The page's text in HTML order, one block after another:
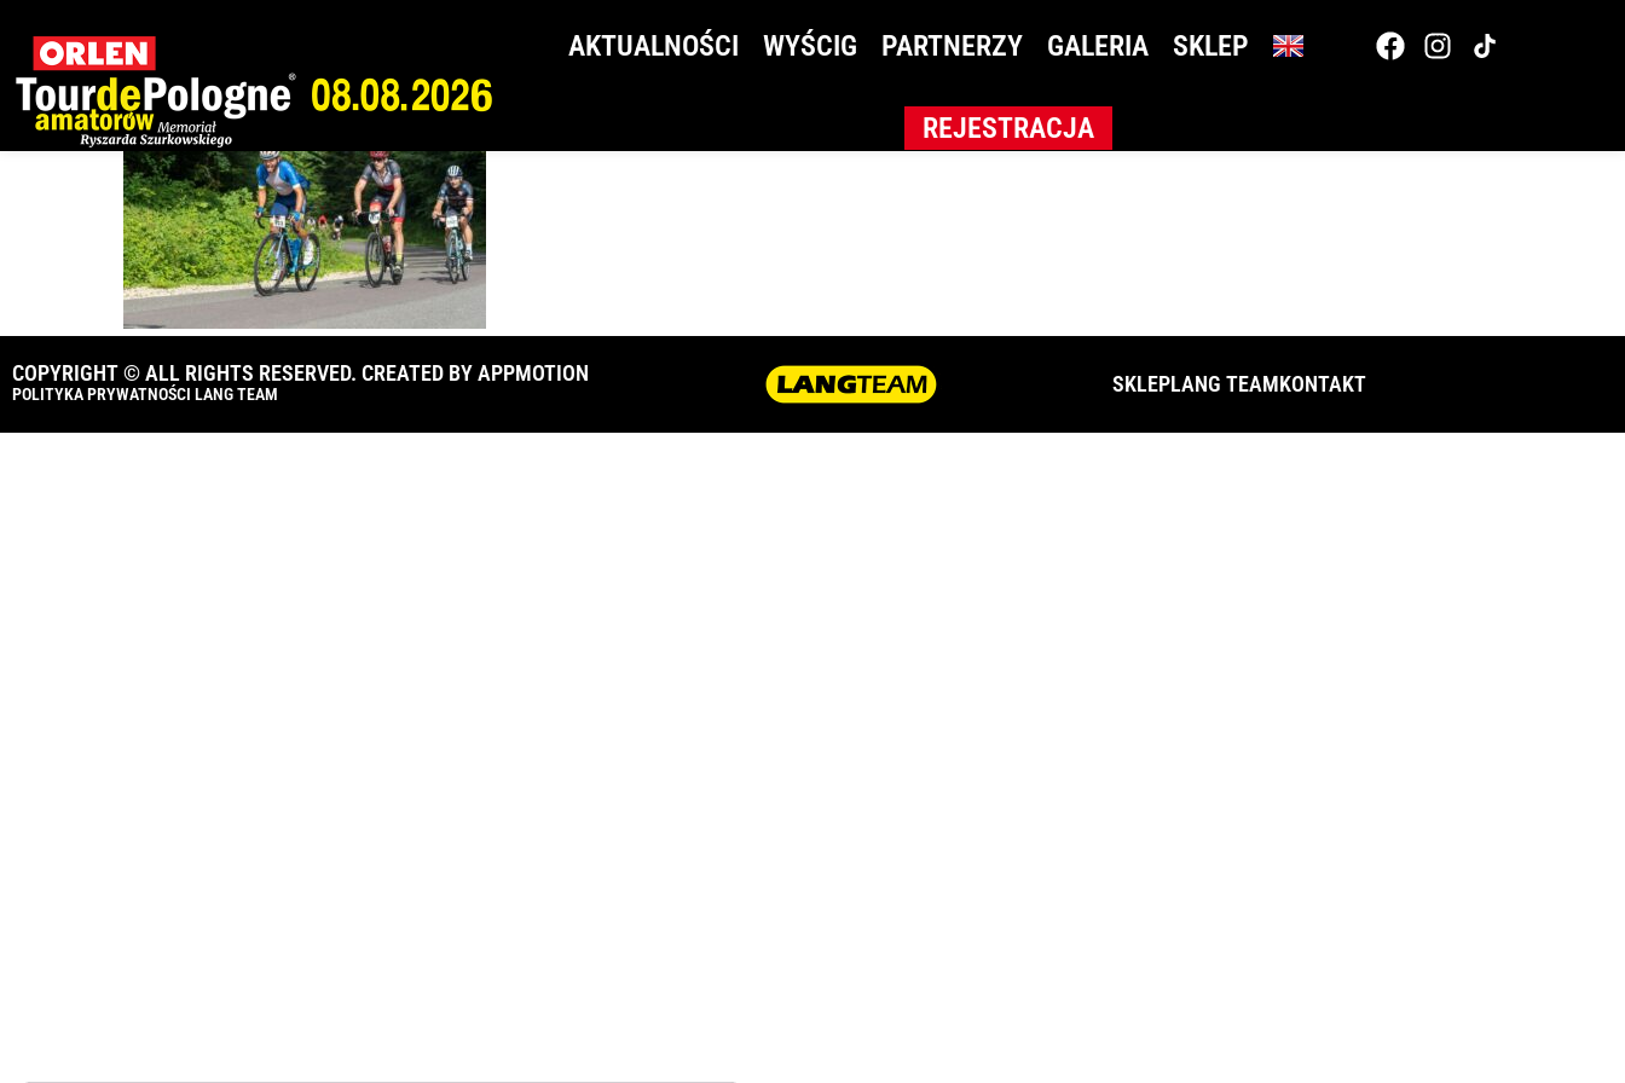
AKTUALNOŚCI WYŚCIG PARTNERZY GALERIA SKLEP
REJESTRACJA
_A1_0920
COPYRIGHT © ALL RIGHTS RESERVED. CREATED BYAPPMOTION
POLITYKA PRYWATNOŚCI LANG TEAM SKLEPLANG TEAMKONTAKT